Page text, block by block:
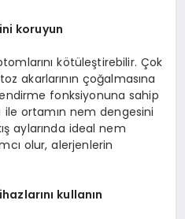
koruyun
kötüleştirebilir. Çok
akarlarının çoğalmasına
fonksiyonuna sahip
ile ortamın nem dengesini
aylarında ideal nem
olur, alerjenlerin
kullanın